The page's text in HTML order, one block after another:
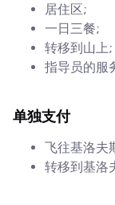
居住区;
一日三餐;
转移到山上;
指导员的服
单独支付
飞往基洛夫
转移到基洛